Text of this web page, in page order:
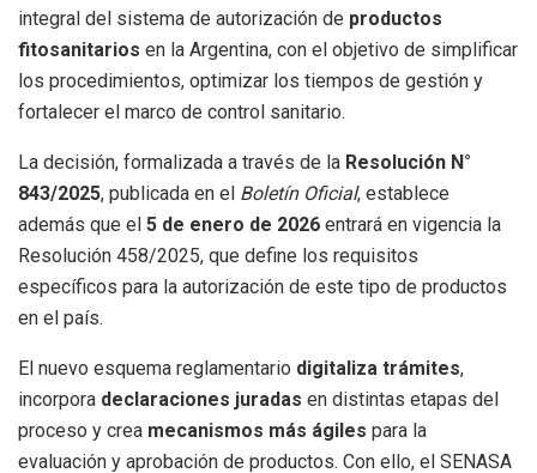
integral del sistema de autorización de productos
fitosanitarios en la Argentina, con el objetivo de simplificar
los procedimientos, optimizar los tiempos de gestión y
fortalecer el marco de control sanitario.
La decisión, formalizada a través de la Resolución N°
843/2025, publicada en el Boletín Oficial, establece
además que el 5 de enero de 2026 entrará en vigencia la
Resolución 458/2025, que define los requisitos
específicos para la autorización de este tipo de productos
en el país.
El nuevo esquema reglamentario digitaliza trámites,
incorpora declaraciones juradas en distintas etapas del
proceso y crea mecanismos más ágiles para la
evaluación y aprobación de productos. Con ello, el SENASA